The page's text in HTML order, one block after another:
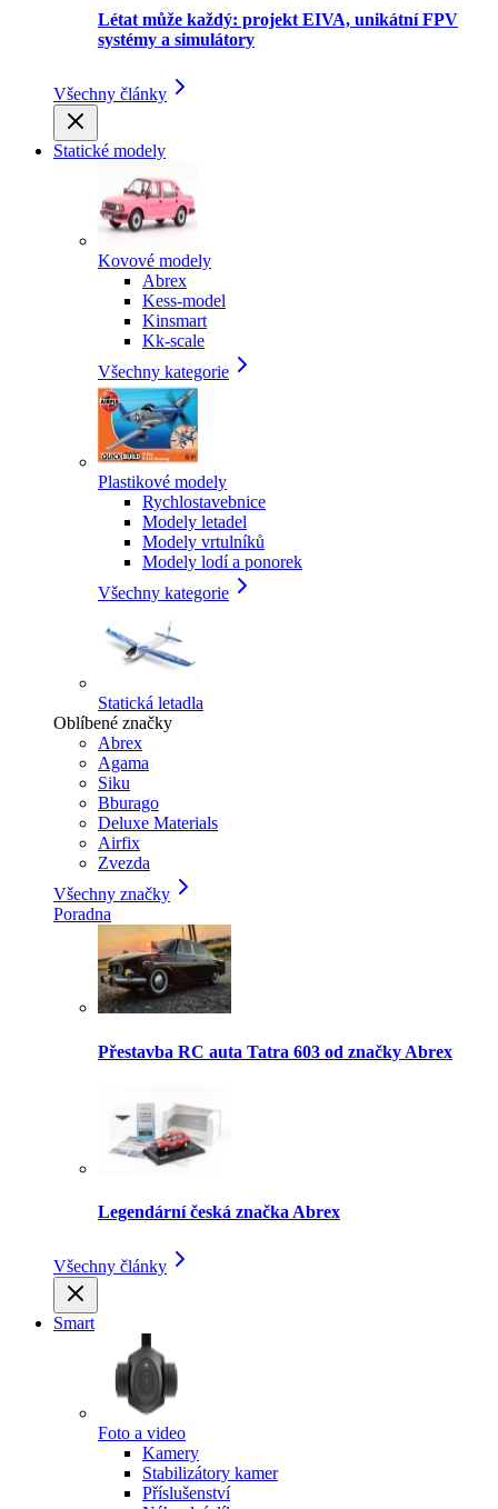
Létat může každý: projekt EIVA, unikátní FPV
systémy a simulátory
Všechny články
Statické modely
Kovové modely
Abrex
Kess-model
Kinsmart
Kk-scale
Všechny kategorie
Plastikové modely
Rychlostavebnice
Modely letadel
Modely vrtulníků
Modely lodí a ponorek
Všechny kategorie
Statická letadla
Oblíbené značky
Abrex
Agama
Siku
Bburago
Deluxe Materials
Airfix
Zvezda
Všechny značky
Poradna
Přestavba RC auta Tatra 603 od značky Abrex
Legendární česká značka Abrex
Všechny články
Smart
Foto a video
Kamery
Stabilizátory kamer
Příslušenství